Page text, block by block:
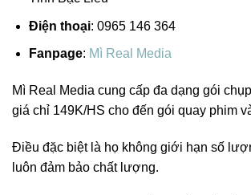
Điện thoại: 0965 146 364
Fanpage: Mì Real Media
Mì Real Media cung cấp đa dạng gói
giá chỉ 149K/HS cho đến gói quay phim
Điều đặc biệt là họ không giới hạn số
luôn đảm bảo chất lượng.